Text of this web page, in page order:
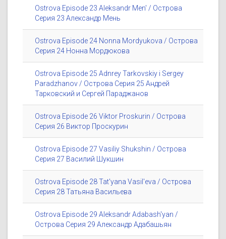
Ostrova Episode 23 Aleksandr Men' / Острова
Серия 23 Александр Мень
Ostrova Episode 24 Nonna Mordyukova / Острова
Серия 24 Нонна Мордюкова
Ostrova Episode 25 Adnrey Tarkovskiy i Sergey
Paradzhanov / Острова Серия 25 Андрей
Тарковский и Сергей Параджанов
Ostrova Episode 26 Viktor Proskurin / Острова
Серия 26 Виктор Проскурин
Ostrova Episode 27 Vasiliy Shukshin / Острова
Серия 27 Василий Шукшин
Ostrova Episode 28 Tat'yana Vasil'eva / Острова
Серия 28 Татьяна Васильева
Ostrova Episode 29 Aleksandr Adabash'yan /
Острова Серия 29 Александр Адабашьян